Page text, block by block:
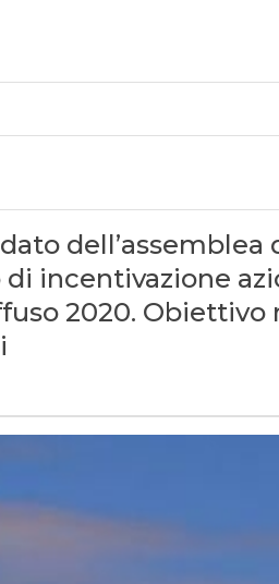
dell’assemblea
incentivazione
2020. Obiettivo